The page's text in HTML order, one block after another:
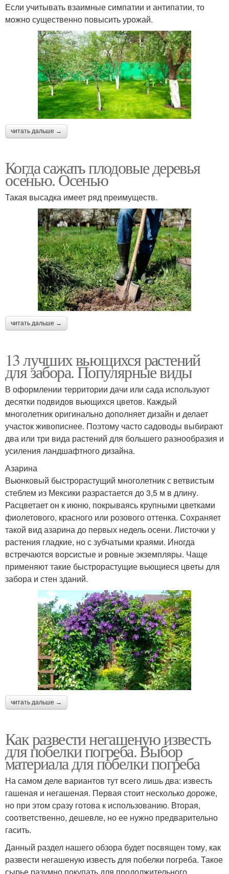
Если учитывать взаимные симпатии и антипатии, то
можно существенно повысить урожай.
читать дальше →
Когда сажать плодовые деревья
осенью. Осенью
Такая высадка имеет ряд преимуществ.
читать дальше →
13 лучших вьющихся растений
для забора. Популярные виды
В оформлении территории дачи или сада используют
десятки подвидов вьющихся цветов. Каждый
многолетник оригинально дополняет дизайн и делает
участок живописнее. Поэтому часто садоводы выбирают
два или три вида растений для большего разнообразия и
усиления ландшафтного дизайна.
Азарина
Вьюнковый быстрорастущий многолетник с ветвистым
стеблем из Мексики разрастается до 3,5 м в длину.
Расцветает он к июню, покрываясь крупными цветками
фиолетового, красного или розового оттенка. Сохраняет
такой вид азарина до первых недель осени. Листочки у
растения гладкие, но с зубчатыми краями. Иногда
встречаются ворсистые и ровные экземпляры. Чаще
применяют такие быстрорастущие вьющиеся цветы для
забора и стен зданий.
читать дальше →
Как развести негашеную известь
для побелки погреба. Выбор
материала для побелки погреба
На самом деле вариантов тут всего лишь два: известь
гашеная и негашеная. Первая стоит несколько дороже,
но при этом сразу готова к использованию. Вторая,
соответственно, дешевле, но ее нужно предварительно
гасить.
Данный раздел нашего обзора будет посвящен тому, как
развести негашеную известь для побелки погреба. Такое
сырье разумно покупать для продолжительного